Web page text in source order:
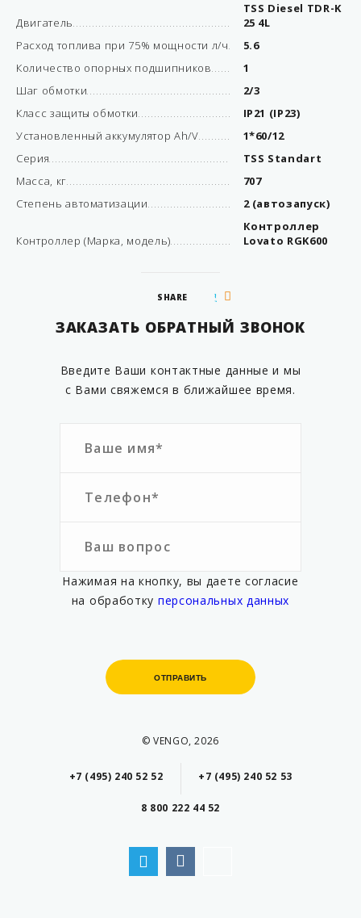
Двигатель
TSS Diesel TDR-K
25 4L
Расход топлива при 75% мощности л/ч
5.6
Количество опорных подшипников
1
Шаг обмотки
2/3
Класс защиты обмотки
IP21 (IP23)
Установленный аккумулятор Ah/V
1*60/12
Серия
TSS Standart
Масса, кг
707
Степень автоматизации
2 (автозапуск)
Контроллер (Марка, модель)
Контроллер
Lovato RGK600
SHARE
ЗАКАЗАТЬ ОБРАТНЫЙ ЗВОНОК
Введите Ваши контактные данные и мы
с Вами свяжемся в ближайшее время.
Нажимая на кнопку, вы даете согласие
на обработку персональных данных
ОТПРАВИТЬ
ОТПРАВИТЬ
© VENGO, 2026
+7 (495) 240 52 52 +7 (495) 240 52 53
8 800 222 44 52